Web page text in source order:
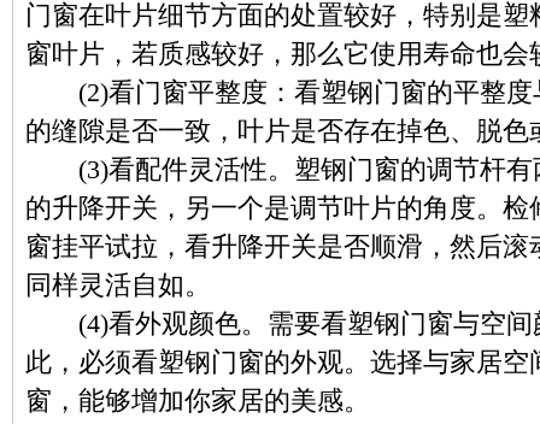
门窗在叶片细节方面的处置较好，特别是
窗叶片，若质感较好，那么它使用寿命也会
(2)看门窗平整度：看塑钢门窗的平整度
的缝隙是否一致，叶片是否存在掉色、脱色
(3)看配件灵活性。塑钢门窗的调节杆有
的升降开关，另一个是调节叶片的角度。
窗挂平试拉，看升降开关是否顺滑，然后
同样灵活自如。
(4)看外观颜色。需要看塑钢门窗与空间
此，必须看塑钢门窗的外观。选择与家居
窗，能够增加你家居的美感。